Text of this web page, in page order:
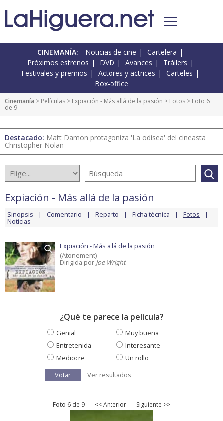
CINEMANÍA: Noticias de cine
Cartelera
Próximos estrenos
DVD Avances
Tráilers
Festivales y premios
Actores y actrices
Carteles
Box-office
Cinemanía > Películas > Expiación - Más allá de la pasión > Fotos > Foto 6
de 9
Destacado: Matt Damon protagoniza 'La odisea' del cineasta
Christopher Nolan
Expiación - Más allá de la pasión
Sinopsis Comentario Reparto Ficha técnica Fotos
Noticias
Expiación - Más allá de la pasión
(Atonement)
Dirigida por Joe Wright
¿Qué te parece la película?
Genial
Muy buena
Entretenida
Interesante
Mediocre
Un rollo
Votar
Ver resultados
Foto 6 de 9 << Anterior Siguiente >>